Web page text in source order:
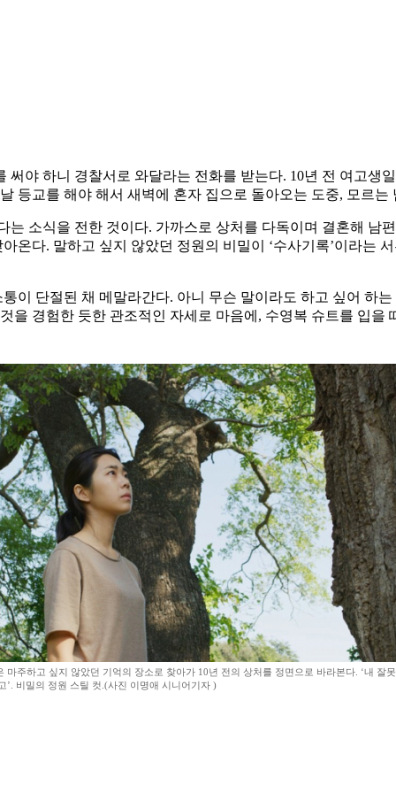
야 하니 경찰서로 와달라는 전화를 받는다. 10년 전 여고생
등교를 해야 해서 새벽에 혼자 집으로 돌아오는 도중, 모르
소식을 전한 것이다. 가까스로 상처를 다독이며 결혼해 남
온다. 말하고 싶지 않았던 정원의 비밀이 ‘수사기록’이라는
이 단절된 채 메말라간다. 아니 무슨 말이라도 하고 싶어 하
을 경험한 듯한 관조적인 자세로 마음에, 수영복 슈트를 입
주하고 싶지 않았던 기억의 장소로 찾아가 10년 전의 상처를 정면으로 바라본다. ‘내 잘
’. 비밀의 정원 스틸 컷.(사진 이명애 시니어기자 )